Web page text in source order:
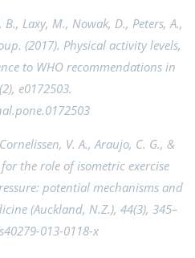
Laxy, M., Nowak, D., Peters, A.,
(2017). Physical activity levels,
to WHO recommendations in
e0172503.
V. A., Araujo, C. G., &
the role of isometric exercise
potential mechanisms and
(Auckland, N.Z.), 44(3), 345–
013-0118-x